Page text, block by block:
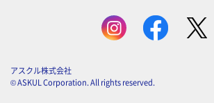
アスクル株式会社
© ASKUL Corporation. All rights reserved.